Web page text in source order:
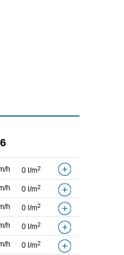
h 0 l/m2
h 0 l/m2
h 0 l/m2
h 0 l/m2
h 0 l/m2